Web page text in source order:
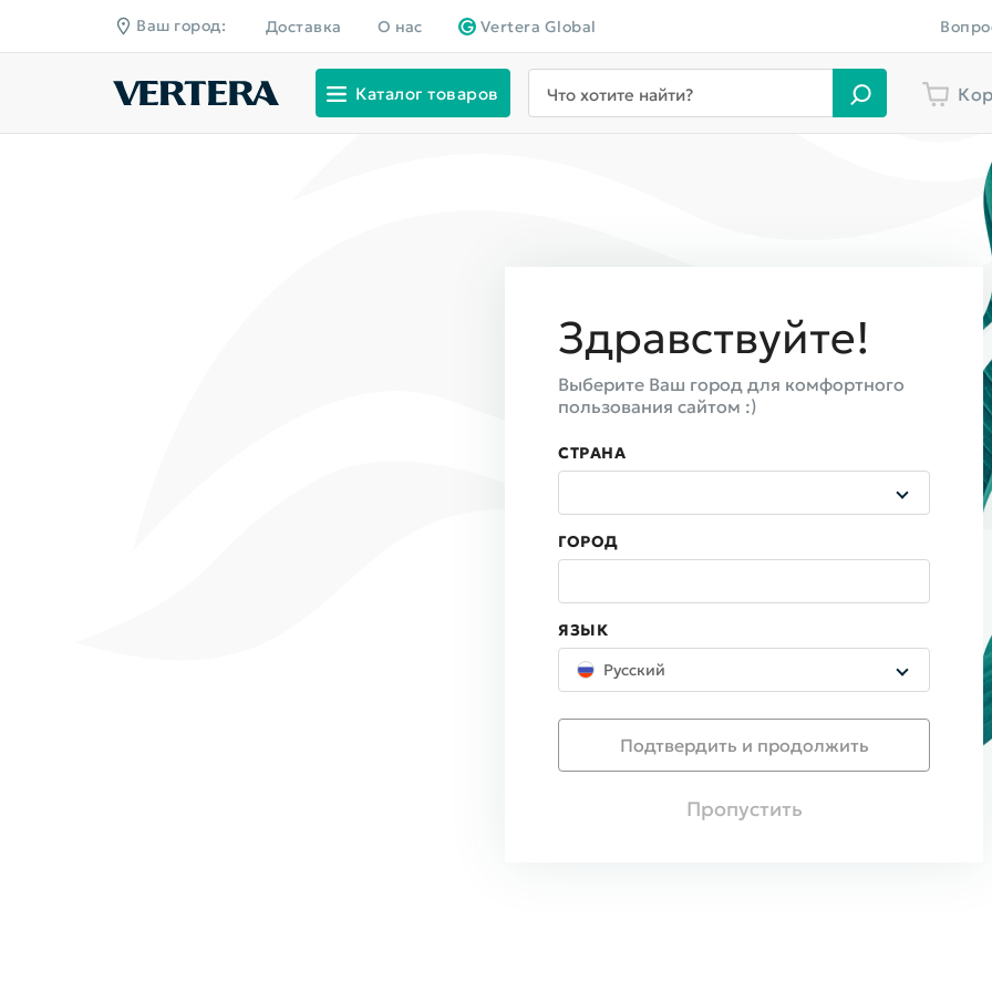
Ваш город: Доставка О нас Vertera Global
Каталог товаров Что хотите найти?
Здравствуйте!
Выберите Ваш город для комфортного
пользования сайтом :)
СТРАНА
ГОРОД
ЯЗЫК
Русский
Подтвердить и продолжить
Пропустить